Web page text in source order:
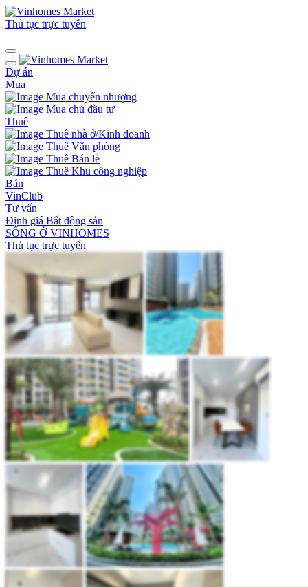
Thủ tục trực tuyến
Dự án
Mua
Mua chuyển nhượng
Mua chủ đầu tư
Thuê
Thuê nhà ở/Kinh doanh
Thuê Văn phòng
Thuê Bán lẻ
Thuê Khu công nghiệp
Bán
VinClub
Tư vấn
Định giá Bất động sản
SỐNG Ở VINHOMES
Thủ tục trực tuyến